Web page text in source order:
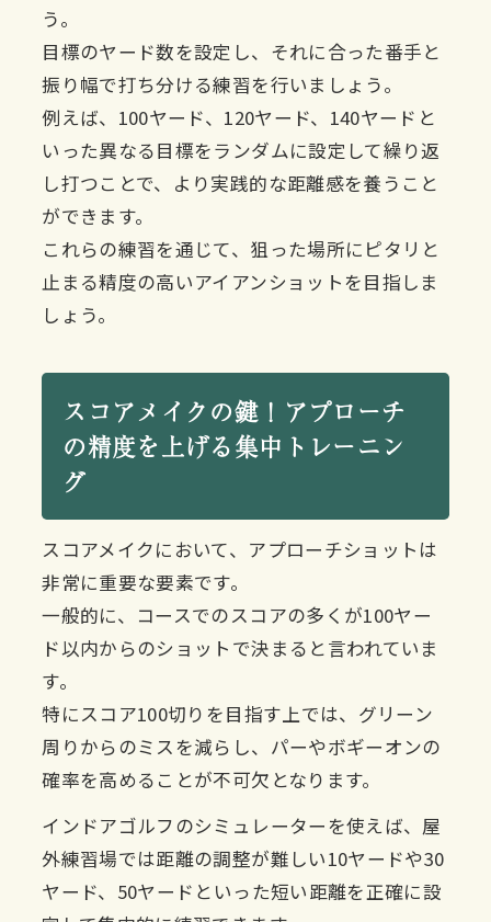
う。
目標のヤード数を設定し、それに合った番手と
振り幅で打ち分ける練習を行いましょう。
例えば、100ヤード、120ヤード、140ヤードと
いった異なる目標をランダムに設定して繰り返
し打つことで、より実践的な距離感を養うこと
ができます。
これらの練習を通じて、狙った場所にピタリと
止まる精度の高いアイアンショットを目指しま
しょう。
スコアメイクの鍵！アプローチ
の精度を上げる集中トレーニン
グ
スコアメイクにおいて、アプローチショットは
非常に重要な要素です。
一般的に、コースでのスコアの多くが100ヤー
ド以内からのショットで決まると言われていま
す。
特にスコア100切りを目指す上では、グリーン
周りからのミスを減らし、パーやボギーオンの
確率を高めることが不可欠となります。
インドアゴルフのシミュレーターを使えば、屋
外練習場では距離の調整が難しい10ヤードや30
ヤード、50ヤードといった短い距離を正確に設